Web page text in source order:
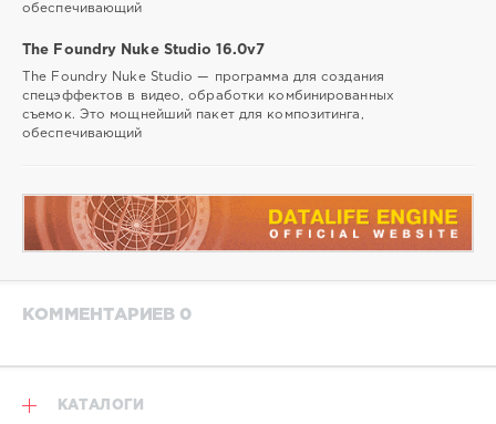
обеспечивающий
The Foundry Nuke Studio 16.0v7
The Foundry Nuke Studio — программа для создания
спецэффектов в видео, обработки комбинированных
съемок. Это мощнейший пакет для композитинга,
обеспечивающий
КОММЕНТАРИЕВ 0
КАТАЛОГИ